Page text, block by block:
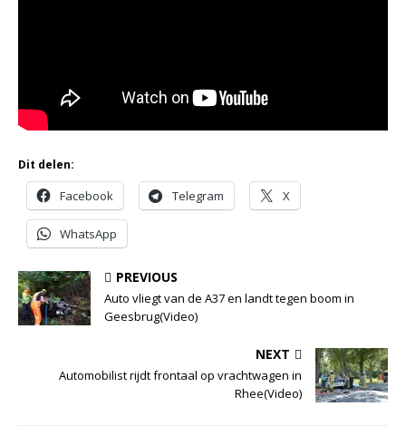
Dit delen:
Facebook Telegram X
WhatsApp
PREVIOUS
Auto vliegt van de A37 en landt tegen boom in
Geesbrug(Video)
NEXT
Automobilist rijdt frontaal op vrachtwagen in
Rhee(Video)